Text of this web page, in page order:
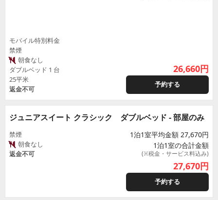
モバイル特別料金
禁煙
朝食なし
ダブルベッド 1 台
25平米
返金不可
26,660円
予約する
ジュニアスイート クラシック ダブルベッド - 部屋のみ
禁煙
朝食なし
返金不可
1泊1室平均金額 27,670円
1泊1室の合計金額
(※税金・サービス料込み)
27,670円
予約する